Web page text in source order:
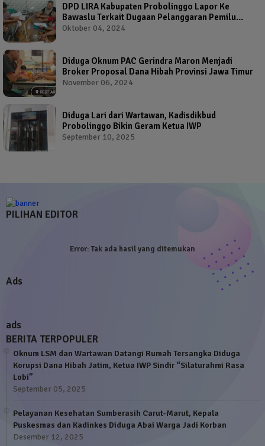
DPD LIRA Kabupaten Probolinggo Lapor Ke
Bawaslu Terkait Dugaan Pelanggaran Pemilu
Oleh Salah Satu Calon Wakil Bupati Probolinggo
Oktober 04, 2024
Diduga Oknum PAC Gerindra Maron Menjadi
Broker Proposal Dana Hibah Provinsi Jawa Timur
November 06, 2024
Diduga Lari dari Wartawan, Kadisdikbud
Probolinggo Bikin Geram Ketua IWP
September 10, 2025
PILIHAN EDITOR
Error:Tak ada hasil yang ditemukan
Ads
ads
BERITA TERPOPULER
Oknum LSM dan Wartawan Datangi Rumah Tersangka Diduga
Korupsi Dana Hibah Jatim, Ketua IWP Sindir “Silaturahmi Rasa
Lobi”
September 05, 2025
Pelayanan Kesehatan Sumberasih Carut-Marut, Kepala
Puskesmas dan Kadinkes Diduga Abai Warga Jadi Korban
Desember 12, 2025